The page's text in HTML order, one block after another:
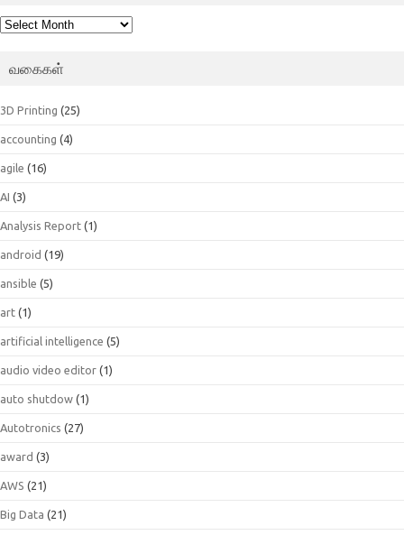
பெட்டகம்
வகைகள்
3D Printing (25)
accounting (4)
agile (16)
AI (3)
Analysis Report (1)
android (19)
ansible (5)
art (1)
artificial intelligence (5)
audio video editor (1)
auto shutdow (1)
Autotronics (27)
award (3)
AWS (21)
Big Data (21)